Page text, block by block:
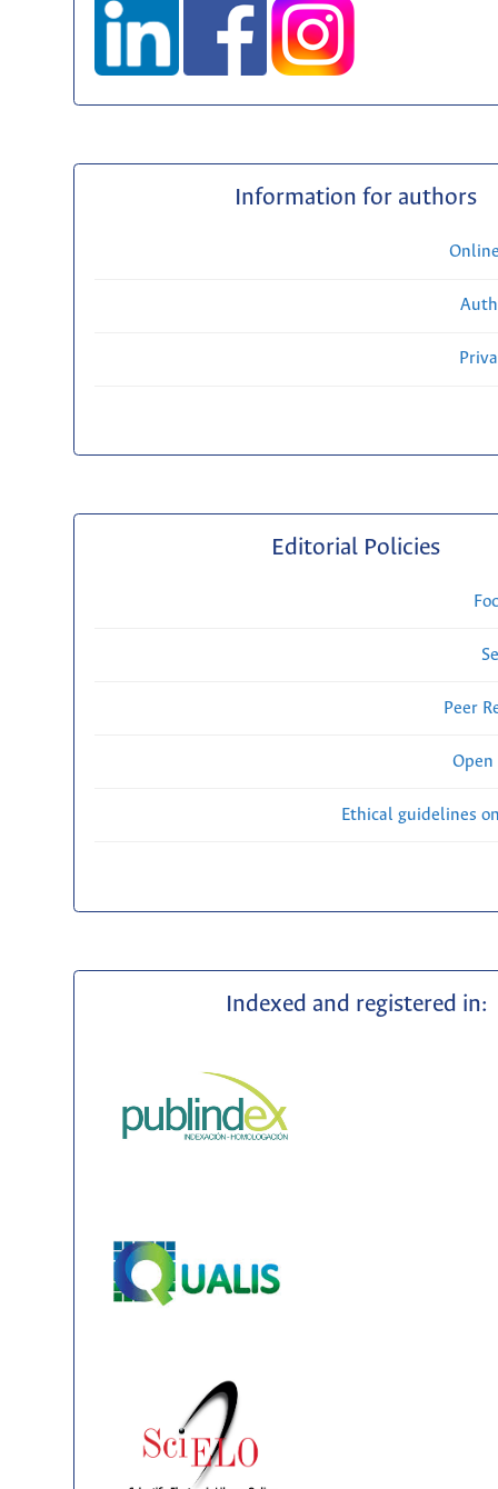
Information for authors
Editorial Policies
Peer
Open
Ethical guidelines
Indexed and registered in: